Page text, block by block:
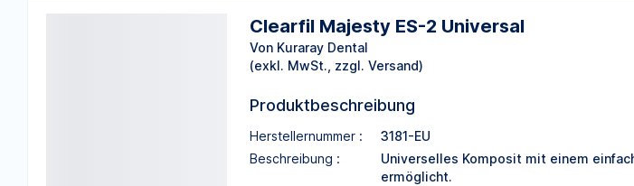
Clearfil Majesty ES-2 Universal
Von Kuraray Dental
(exkl. MwSt., zzgl. Versand)
Produktbeschreibung
Herstellernummer :
3181-EU
Beschreibung :
Universelles Komposit mit einem
ermöglicht.